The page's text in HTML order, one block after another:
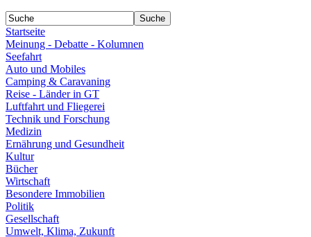
Startseite
Meinung - Debatte - Kolumnen
Seefahrt
Auto und Mobiles
Camping & Caravaning
Reise - Länder in GT
Luftfahrt und Fliegerei
Technik und Forschung
Medizin
Ernährung und Gesundheit
Kultur
Bücher
Wirtschaft
Besondere Immobilien
Politik
Gesellschaft
Umwelt, Klima, Zukunft